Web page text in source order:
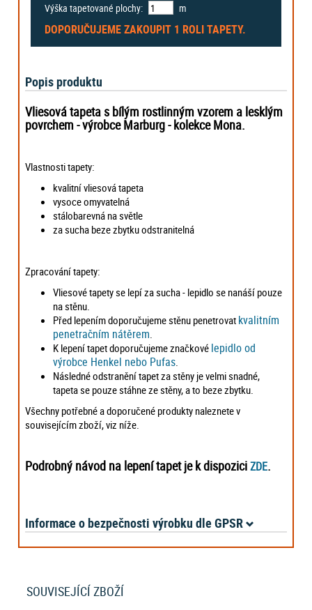
Výška tapetované plochy:
m
DOPORUČUJEME ZAKOUPIT 1 ROLITAPETY.
Popis produktu
Vliesová tapeta s bílým rostlinným vzorem a lesklým
povrchem - výrobceMarburg - kolekce Mona.
Vlastnosti tapety:
kvalitní vliesová tapeta
vysoce omyvatelná
stálobarevná na světle
za sucha beze zbytku odstranitelná
Zpracování tapety:
Vliesové tapety se lepí za sucha - lepidlo se nanáší pouze
na stěnu.
Před lepením doporučujeme stěnu penetrovat kvalitním
penetračním nátěrem
K lepení tapet doporučujeme značkové lepidlo od
výrobce Henkel nebo Pufas
Následné odstranění tapet za stěny je velmi snadné,
tapeta se pouze stáhne ze stěny, a to beze zbytku.
Všechny potřebné a doporučené produkty naleznete v
souvisejícím zboží, viz níže.
Podrobný návod na lepení tapet je k dispoziciZDE.
Informace o bezpečnosti výrobku dle GPSR
SOUVISEJÍCÍ ZBOŽÍ